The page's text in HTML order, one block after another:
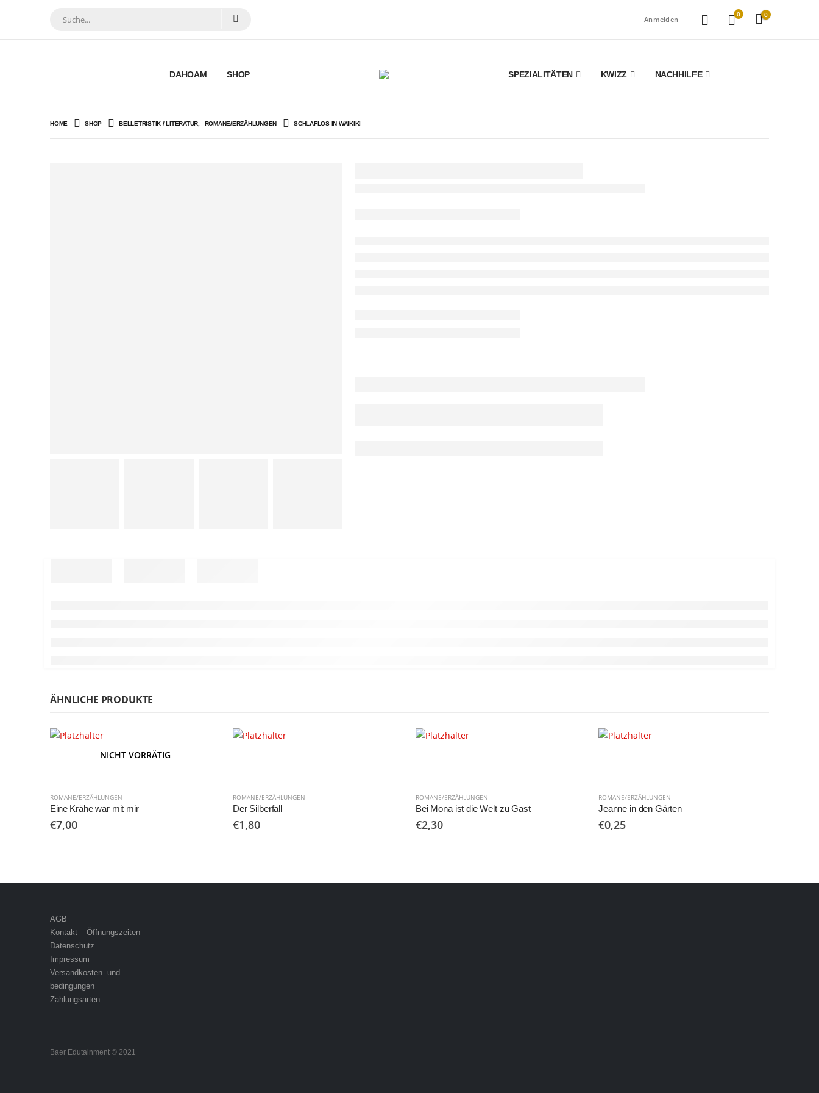
Anmelden
0 0
DAHOAM SHOP SPEZIALITÄTEN KWIZZ NACHHILFE
HOME SHOP BELLETRISTIK / LITERATUR ROMANE/ERZÄHLUNGEN SCHLAFLOS IN WAIKIKI
ÄHNLICHE PRODUKTE
NICHT VORRÄTIG
ROMANE/ERZÄHLUNGEN
Eine Krähe war mit mir
€7,00
ROMANE/ERZÄHLUNGEN
Der Silberfall
€1,80
ROMANE/ERZÄHLUNGEN
Bei Mona ist die Welt zu Gast
€2,30
ROMANE/ERZÄHLUNGEN
Jeanne in den Gärten
€0,25
AGB
Kontakt – Öffnungszeiten
Datenschutz
Impressum
Versandkosten- und
bedingungen
Zahlungsarten
Baer Edutainment © 2021